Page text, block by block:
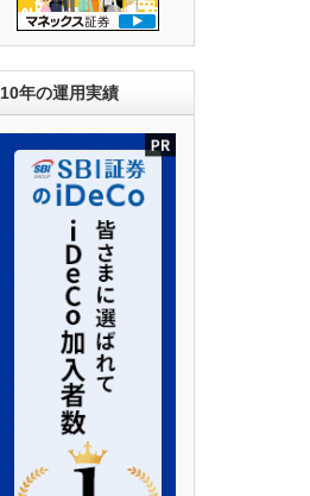
10年の運用実績